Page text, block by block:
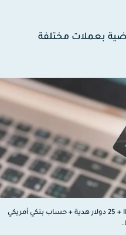
بعملات مختلفة
شرح الحصول على بطاقة payoneer مجانااا + 25 دولار هدية + حساب بنكي أمريكي